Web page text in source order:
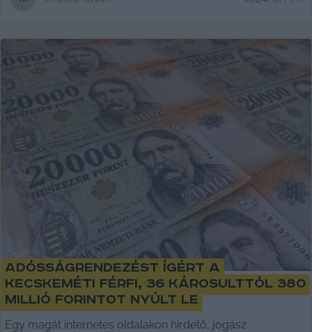
Adósságrendezést ígért a
kecskeméti férfi, 36 károsulttól 380
millió forintot nyúlt le
Egy magát internetes oldalakon hirdető, jogász